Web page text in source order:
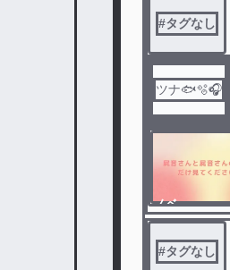
#タグなし
ツナ🐟🫧🎧
ノベ
ル
#タグなし